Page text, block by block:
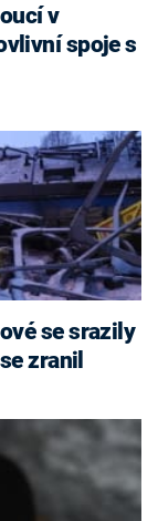
v
spoje s
se srazily
zranil